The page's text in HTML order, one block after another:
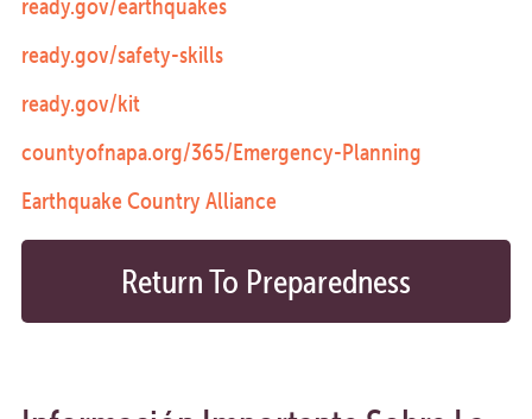
ready.gov/safety-skills
ready.gov/kit
countyofnapa.org/365/Emergency-Planning
Earthquake Country Alliance
Return To Preparedness